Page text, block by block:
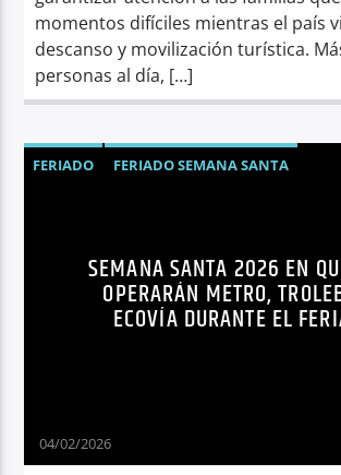
momentos difíciles mientras el país
descanso y movilización turística.
personas al día, […]
FERIADO
FERIADO SEMANA SANTA
TRANSPORTE MUNICIPAL
SEMANA SANTA 2026 EN
OPERARÁN METRO,
ECOVÍA DURANTE EL
04/02/2026